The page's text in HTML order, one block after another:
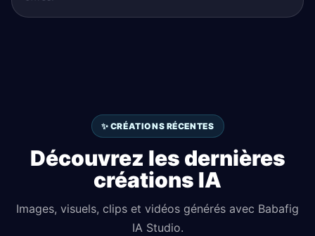
✨ CRÉATIONS RÉCENTES
Découvrez les dernières
créations IA
Images, visuels, clips et vidéos générés avec Babafig
IA Studio.